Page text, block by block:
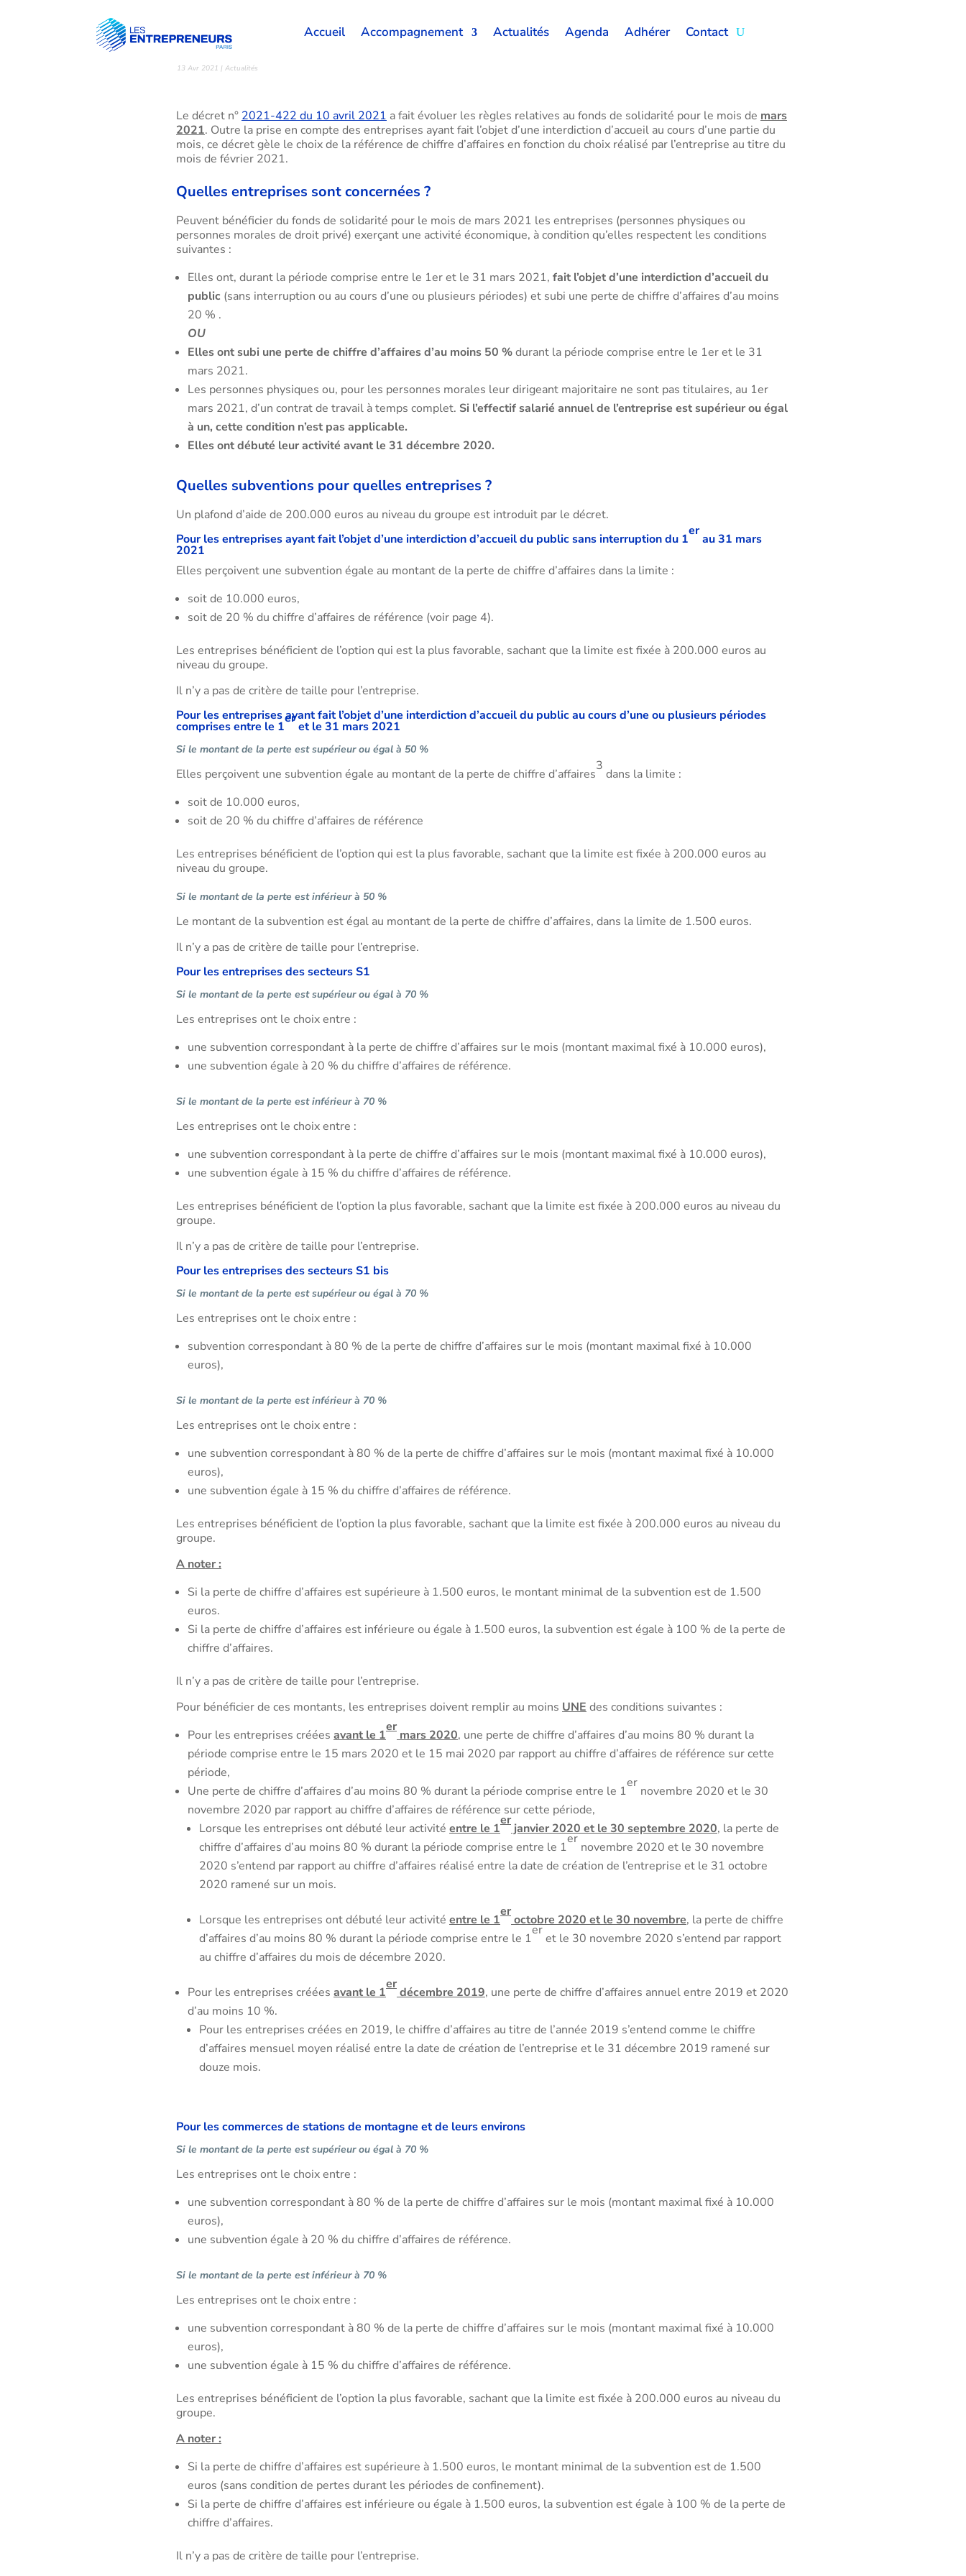
Accueil Accompagnement Actualités Agenda Adhérer Contact
mars 2021
13 Avr 2021 | Actualités
Le décret n° 2021-422 du 10 avril 2021 a fait évoluer les règles relatives au fonds de solidarité pour le mois de mars
2021. Outre la prise en compte des entreprises ayant fait l’objet d’une interdiction d’accueil au cours d’une partie du
mois, ce décret gèle le choix de la référence de chiffre d’affaires en fonction du choix réalisé par l’entreprise au titre du
mois de février 2021.
Quelles entreprises sont concernées ?
Peuvent bénéficier du fonds de solidarité pour le mois de mars 2021 les entreprises (personnes physiques ou
personnes morales de droit privé) exerçant une activité économique, à condition qu’elles respectent les conditions
suivantes :
Elles ont, durant la période comprise entre le 1er et le 31 mars 2021, fait l’objet d’une interdiction d’accueil du
public (sans interruption ou au cours d’une ou plusieurs périodes) et subi une perte de chiffre d’affaires d’au moins
20 % .
OU
Elles ont subi une perte de chiffre d’affaires d’au moins 50 %durant la période comprise entre le 1er et le 31
mars 2021.
Les personnes physiques ou, pour les personnes morales leur dirigeant majoritaire ne sont pas titulaires, au 1er
mars 2021, d’un contrat de travail à temps complet. Si l’effectif salarié annuel de l’entreprise est supérieur ou égal
à un, cette condition n’est pas applicable.
Elles ont débuté leur activité avant le 31 décembre 2020.
Quelles subventions pour quelles entreprises ?
Un plafond d’aide de 200.000 euros au niveau du groupe est introduit par le décret.
Pour les entreprises ayant fait l’objet d’une interdiction d’accueil du public sans interruption du 1
er
au 31 mars
2021
Elles perçoivent une subvention égale au montant de la perte de chiffre d’affaires dans la limite :
soit de 10.000 euros,
soit de 20 % du chiffre d’affaires de référence (voir page 4).
Les entreprises bénéficient de l’option qui est la plus favorable, sachant que la limite est fixée à 200.000 euros au
niveau du groupe.
Il n’y a pas de critère de taille pour l’entreprise.
Pour les entreprises ayant fait l’objet d’une interdiction d’accueil du public au cours d’une ou plusieurs périodes
comprises entre le 1
er
et le 31 mars 2021
Si le montant de la perte est supérieur ou égal à 50 %
Elles perçoivent une subvention égale au montant de la perte de chiffre d’affaires
3
dans la limite :
soit de 10.000 euros,
soit de 20 % du chiffre d’affaires de référence
Les entreprises bénéficient de l’option qui est la plus favorable, sachant que la limite est fixée à 200.000 euros au
niveau du groupe.
Si le montant de la perte est inférieur à 50 %
Le montant de la subvention est égal au montant de la perte de chiffre d’affaires, dans la limite de 1.500 euros.
Il n’y a pas de critère de taille pour l’entreprise.
Pour les entreprises des secteurs S1
Si le montant de la perte est supérieur ou égal à 70 %
Les entreprises ont le choix entre :
une subvention correspondant à la perte de chiffre d’affaires sur le mois (montant maximal fixé à 10.000 euros),
une subvention égale à 20 % du chiffre d’affaires de référence.
Si le montant de la perte est inférieur à 70 %
Les entreprises ont le choix entre :
une subvention correspondant à la perte de chiffre d’affaires sur le mois (montant maximal fixé à 10.000 euros),
une subvention égale à 15 % du chiffre d’affaires de référence.
Les entreprises bénéficient de l’option la plus favorable, sachant que la limite est fixée à 200.000 euros au niveau du
groupe.
Il n’y a pas de critère de taille pour l’entreprise.
Pour les entreprises des secteurs S1 bis
Si le montant de la perte est supérieur ou égal à 70 %
Les entreprises ont le choix entre :
subvention correspondant à 80 % de la perte de chiffre d’affaires sur le mois (montant maximal fixé à 10.000
euros),
Si le montant de la perte est inférieur à 70 %
Les entreprises ont le choix entre :
une subvention correspondant à 80 % de la perte de chiffre d’affaires sur le mois (montant maximal fixé à 10.000
euros),
une subvention égale à 15 % du chiffre d’affaires de référence.
Les entreprises bénéficient de l’option la plus favorable, sachant que la limite est fixée à 200.000 euros au niveau du
groupe.
A noter :
Si la perte de chiffre d’affaires est supérieure à 1.500 euros, le montant minimal de la subvention est de 1.500
euros.
Si la perte de chiffre d’affaires est inférieure ou égale à 1.500 euros, la subvention est égale à 100 % de la perte de
chiffre d’affaires.
Il n’y a pas de critère de taille pour l’entreprise.
Pour bénéficier de ces montants, les entreprises doivent remplir au moins UNE des conditions suivantes :
Pour les entreprises créées avant le 1
er
mars 2020, une perte de chiffre d’affaires d’au moins 80 % durant la
période comprise entre le 15 mars 2020 et le 15 mai 2020 par rapport au chiffre d’affaires de référence sur cette
période,
Une perte de chiffre d’affaires d’au moins 80 % durant la période comprise entre le 1
er
novembre 2020 et le 30
novembre 2020 par rapport au chiffre d’affaires de référence sur cette période,
Lorsque les entreprises ont débuté leur activité entre le 1
er
janvier 2020 et le 30 septembre 2020, la perte de
chiffre d’affaires d’au moins 80 % durant la période comprise entre le 1
er
novembre 2020 et le 30 novembre
2020 s’entend par rapport au chiffre d’affaires réalisé entre la date de création de l’entreprise et le 31 octobre
2020 ramené sur un mois.
Lorsque les entreprises ont débuté leur activité entre le 1
er
octobre 2020 et le 30 novembre, la perte de chiffre
d’affaires d’au moins 80 % durant la période comprise entre le 1
er
et le 30 novembre 2020 s’entend par rapport
au chiffre d’affaires du mois de décembre 2020.
Pour les entreprises créées avant le 1
er
décembre 2019, une perte de chiffre d’affaires annuel entre 2019 et 2020
d’au moins 10 %.
Pour les entreprises créées en 2019, le chiffre d’affaires au titre de l’année 2019 s’entend comme le chiffre
d’affaires mensuel moyen réalisé entre la date de création de l’entreprise et le 31 décembre 2019 ramené sur
douze mois.
Pour les commerces de stations de montagne et de leurs environs
Si le montant de la perte est supérieur ou égal à 70 %
Les entreprises ont le choix entre :
une subvention correspondant à 80 % de la perte de chiffre d’affaires sur le mois (montant maximal fixé à 10.000
euros),
une subvention égale à 20 % du chiffre d’affaires de référence.
Si le montant de la perte est inférieur à 70 %
Les entreprises ont le choix entre :
une subvention correspondant à 80 % de la perte de chiffre d’affaires sur le mois (montant maximal fixé à 10.000
euros),
une subvention égale à 15 % du chiffre d’affaires de référence.
Les entreprises bénéficient de l’option la plus favorable, sachant que la limite est fixée à 200.000 euros au niveau du
groupe.
A noter :
Si la perte de chiffre d’affaires est supérieure à 1.500 euros, le montant minimal de la subvention est de 1.500
euros (sans condition de pertes durant les périodes de confinement).
Si la perte de chiffre d’affaires est inférieure ou égale à 1.500 euros, la subvention est égale à 100 % de la perte de
chiffre d’affaires.
Il n’y a pas de critère de taille pour l’entreprise.